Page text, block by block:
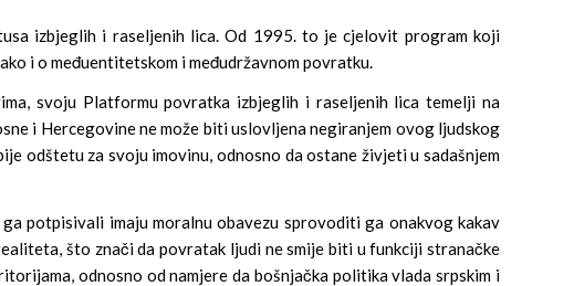
izbjeglih i raseljenih lica. Od 1995. to je cjelovit program koji
i o međuentitetskom i međudržavnom povratku.
svoju Platformu povratka izbjeglih i raseljenih lica temelji na
i Hercegovine ne može biti uslovljena negiranjem ovog ljudskog
odštetu za svoju imovinu, odnosno da ostane živjeti u sadašnjem
potpisivali imaju moralnu obavezu sprovoditi ga onakvog kakav
što znači da povratak ljudi ne smije biti u funkciji stranačke
odnosno od namjere da bošnjačka politika vlada srpskim i